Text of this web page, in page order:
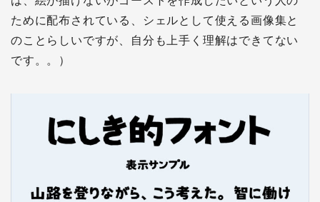
ために配布されている、シェルとして使える画像集と
のことらしいですが、自分も上手く理解はできてない
です。。）